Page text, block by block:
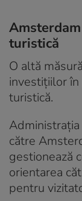
turistică
O altă
investițiilor
turistică.
către
gestionează
orientarea
pentru